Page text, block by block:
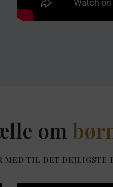
om
MED TIL DET DEJLIGSTE